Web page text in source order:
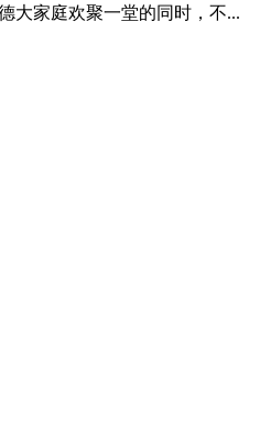
大家庭欢聚一堂的同时，不...